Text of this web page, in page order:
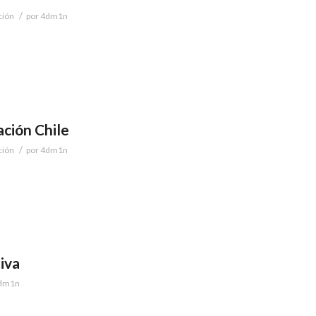
/ por4dm1n
Chile
/ por4dm1n